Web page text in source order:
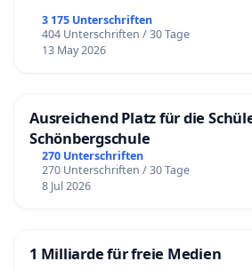
3 175 Unterschriften
404 Unterschriften / 30 Tage
13 May 2026
Ausreichend Platz für die
Schönbergschule
270 Unterschriften
270 Unterschriften / 30 Tage
8 Jul 2026
1 Milliarde für freie Medien